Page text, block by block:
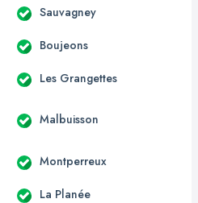
Sauvagney
Boujeons
Les Grangettes
Malbuisson
Montperreux
La Planée